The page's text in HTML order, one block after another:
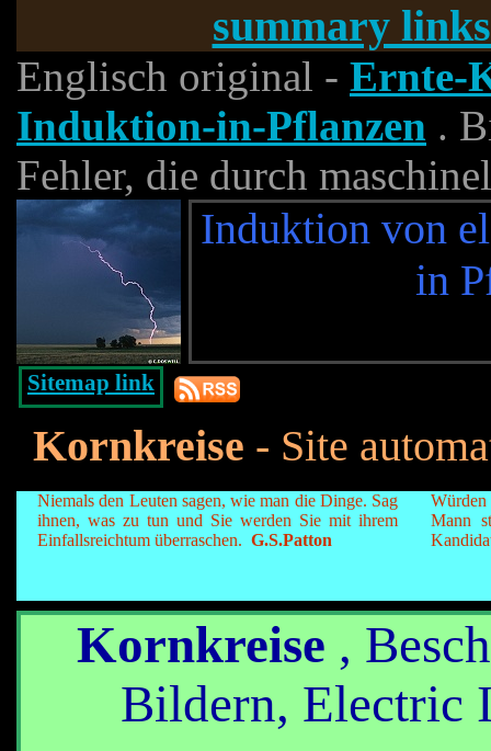
summary
Englisch original - Ernte-
Induktion-in-Pflanzen .
Fehler, die durch
Induktion von
in
Sitemap link
Kornkreise - Site
Niemals den Leuten sagen, wie man die Dinge. Sag
ihnen, was zu tun und Sie werden Sie mit ihrem
Einfallsreichtum überraschen. G.S.Patton
Würden
Mann
Kornkreise ,
Bildern, Electric